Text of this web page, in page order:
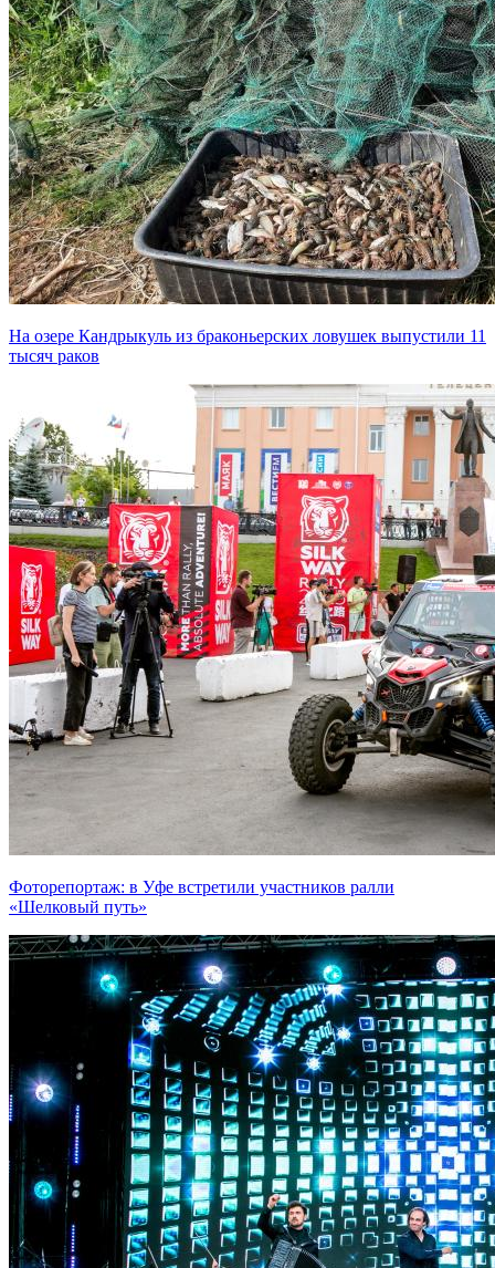
На озере Кандрыкуль из браконьерских ловушек выпустили 11
тысяч раков
Фоторепортаж: в Уфе встретили участников ралли
«Шелковый путь»